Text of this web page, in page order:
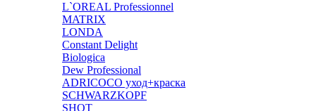
L`OREAL Professionnel
MATRIX
LONDA
Constant Delight
Biologica
Dew Professional
ADRICOCO уход+краска
SCHWARZKOPF
SHOT